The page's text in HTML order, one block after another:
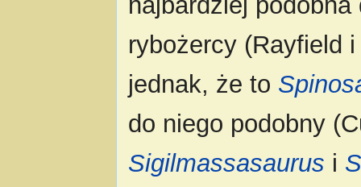
rybożercy (Rayfield
jednak, że to
do niego podobny
Sigilmassasaurus i